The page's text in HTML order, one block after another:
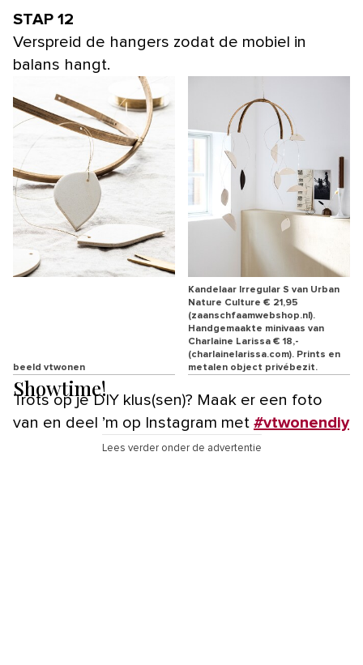
STAP 12
Verspreid de hangers zodat de mobiel in
balans hangt.
beeld vtwonen
Kandelaar Irregular S van Urban
Nature Culture € 21,95
(zaanschfaamwebshop.nl).
Handgemaakte minivaas van
Charlaine Larissa € 18,-
(charlainelarissa.com). Prints en
metalen object privébezit.
Showtime!
Trots op je DIY klus(sen)? Maak er een foto
van en deel ’m op Instagram met #vtwonendiy
Lees verder onder de advertentie